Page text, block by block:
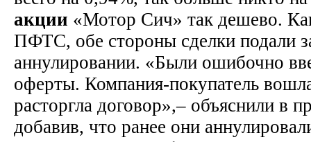
акции «Мотор Сич» так дешево.
ПФТС, обе стороны сделки подали
аннулировании. «Были ошибочно
оферты. Компания-покупатель
расторгла договор»,– объяснили в
добавив, что ранее они